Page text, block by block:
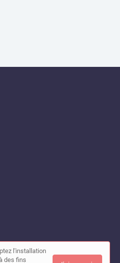
l'installation
des fins